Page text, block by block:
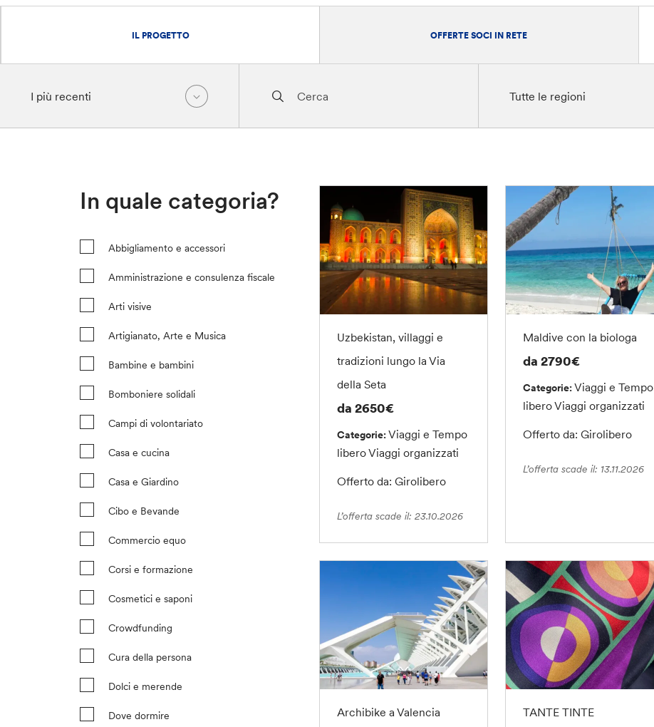
IL PROGETTO OFFERTE SOCI IN RETE
In quale categoria?
Abbigliamento e accessori
Amministrazione e consulenza fiscale
Arti visive
Artigianato, Arte e Musica
Bambine e bambini
Bomboniere solidali
Campi di volontariato
Casa e cucina
Casa e Giardino
Cibo e Bevande
Commercio equo
Corsi e formazione
Cosmetici e saponi
Crowdfunding
Cura della persona
Dolci e merende
Dove dormire
Uzbekistan, villaggi e
tradizioni lungo la Via
della Seta
da 2650€
Categorie:Viaggi e Tempo
liberoViaggi organizzati
Offerto da: Girolibero
L’offerta scade il: 23.10.2026
Maldive con la biologa
da 2790€
Categorie:Viaggi e Tempo
liberoViaggi organizzati
Offerto da: Girolibero
L’offerta scade il: 13.11.2026
Archibike a Valencia TANTE TINTE